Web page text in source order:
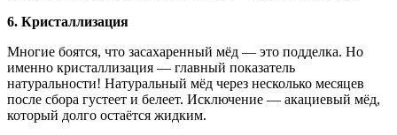
6. Кристаллизация
Многие боятся, что засахаренный мёд — это подделка. Но
именно кристаллизация — главный показатель
натуральности! Натуральный мёд через несколько месяцев
после сбора густеет и белеет. Исключение — акациевый мёд,
который долго остаётся жидким.